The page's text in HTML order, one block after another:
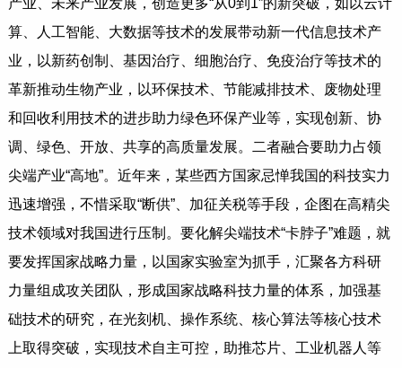
产业、未来产业发展，创造更多“从0到1”的新突破，如以云计
算、人工智能、大数据等技术的发展带动新一代信息技术产
业，以新药创制、基因治疗、细胞治疗、免疫治疗等技术的
革新推动生物产业，以环保技术、节能减排技术、废物处理
和回收利用技术的进步助力绿色环保产业等，实现创新、协
调、绿色、开放、共享的高质量发展。二者融合要助力占领
尖端产业“高地”。近年来，某些西方国家忌惮我国的科技实力
迅速增强，不惜采取“断供”、加征关税等手段，企图在高精尖
技术领域对我国进行压制。要化解尖端技术“卡脖子”难题，就
要发挥国家战略力量，以国家实验室为抓手，汇聚各方科研
力量组成攻关团队，形成国家战略科技力量的体系，加强基
础技术的研究，在光刻机、操作系统、核心算法等核心技术
上取得突破，实现技术自主可控，助推芯片、工业机器人等